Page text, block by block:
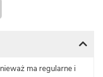
ma regularne i